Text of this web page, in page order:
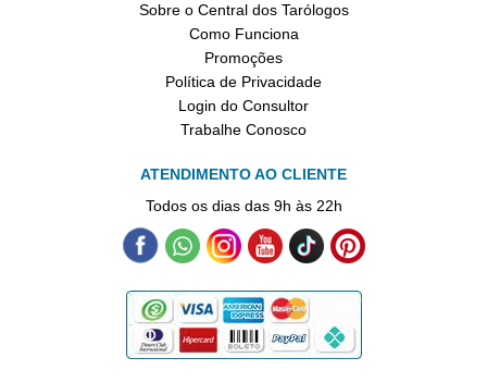
Sobre o Central dos Tarólogos
Como Funciona
Promoções
Política de Privacidade
Login do Consultor
Trabalhe Conosco
ATENDIMENTO AO CLIENTE
Todos os dias das 9h às 22h